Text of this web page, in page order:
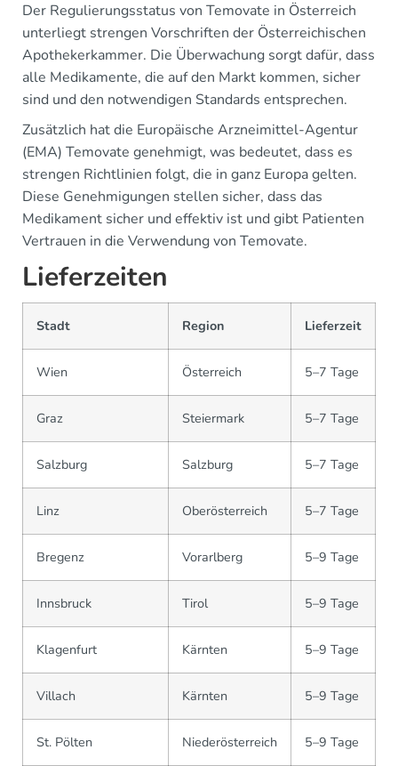
Der Regulierungsstatus von Temovate in Österreich
unterliegt strengen Vorschriften der Österreichischen
Apothekerkammer. Die Überwachung sorgt dafür, dass
alle Medikamente, die auf den Markt kommen, sicher
sind und den notwendigen Standards entsprechen.
Zusätzlich hat die Europäische Arzneimittel-Agentur
(EMA) Temovate genehmigt, was bedeutet, dass es
strengen Richtlinien folgt, die in ganz Europa gelten.
Diese Genehmigungen stellen sicher, dass das
Medikament sicher und effektiv ist und gibt Patienten
Vertrauen in die Verwendung von Temovate.
Lieferzeiten
Stadt Region Lieferzeit
Wien Österreich 5–7 Tage
Graz Steiermark 5–7 Tage
Salzburg Salzburg 5–7 Tage
Linz Oberösterreich 5–7 Tage
Bregenz Vorarlberg 5–9 Tage
Innsbruck Tirol 5–9 Tage
Klagenfurt Kärnten 5–9 Tage
Villach Kärnten 5–9 Tage
St. Pölten Niederösterreich 5–9 Tage